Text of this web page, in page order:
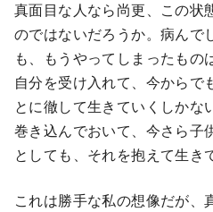
真面目な人なら尚更、この状
のではないだろうか。病んで
も、もうやってしまったも
自分を受け入れて、今からで
とに徹して生きていくしかな
巻き込んでおいて、今さら
としても、それを抱えて生き
これは勝手な私の想像だが、